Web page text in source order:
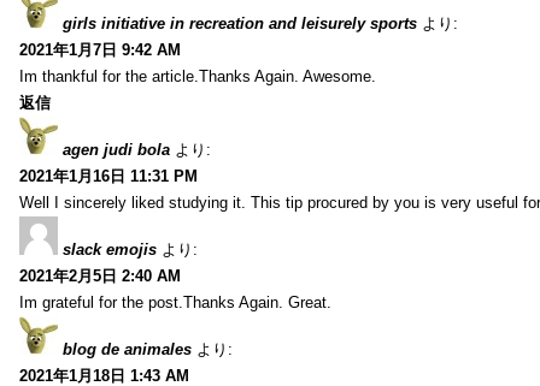
girls initiative in recreation and leisurely sports より:
2021年1月7日 9:42 AM
Im thankful for the article.Thanks Again. Awesome.
返信
agen judi bola より:
2021年1月16日 11:31 PM
Well I sincerely liked studying it. This tip procured by you is very useful
slack emojis より:
2021年2月5日 2:40 AM
Im grateful for the post.Thanks Again. Great.
blog de animales より:
2021年1月18日 1:43 AM